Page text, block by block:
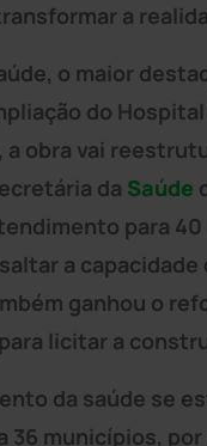
a
o maior
do
a obra vai
da Saúde
para
a
ganhou o
licitar a
da saúde se
36 municípios,